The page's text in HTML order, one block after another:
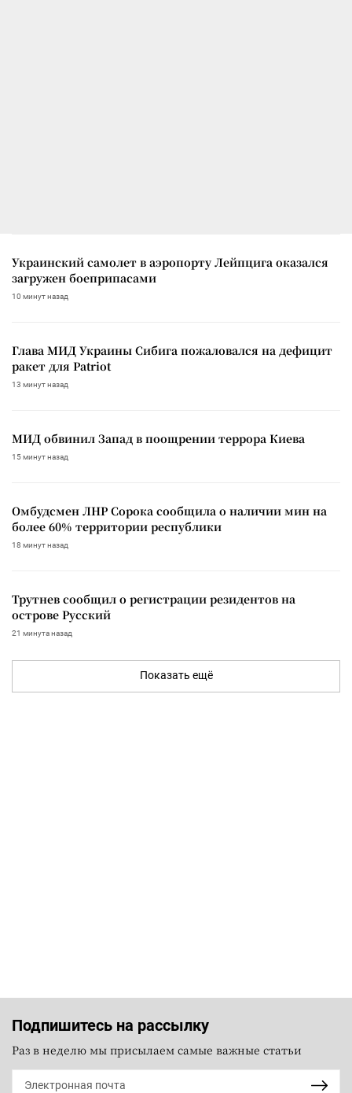
Украинский самолет в аэропорту Лейпцига оказался
загружен боеприпасами
10 минут назад
Глава МИД Украины Сибига пожаловался на дефицит
ракет для Patriot
13 минут назад
МИД обвинил Запад в поощрении террора Киева
15 минут назад
Омбудсмен ЛНР Сорока сообщила о наличии мин на
более 60% территории республики
18 минут назад
Трутнев сообщил о регистрации резидентов на
острове Русский
21 минута назад
Показать ещё
Подпишитесь на рассылку
Раз в неделю мы присылаем самые важные статьи